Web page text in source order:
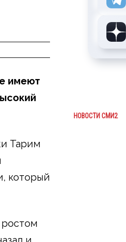
имеют
Тарим
который
ростом
НОВОСТИ СМИ2